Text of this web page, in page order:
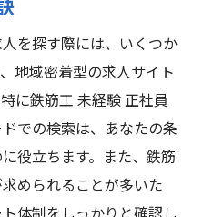
を探す際には、いくつか
地域密着型の求人サイト
に鉄筋工 未経験 正社員
での検索は、あなたの条
役立ちます。また、鉄筋
められることが多いた